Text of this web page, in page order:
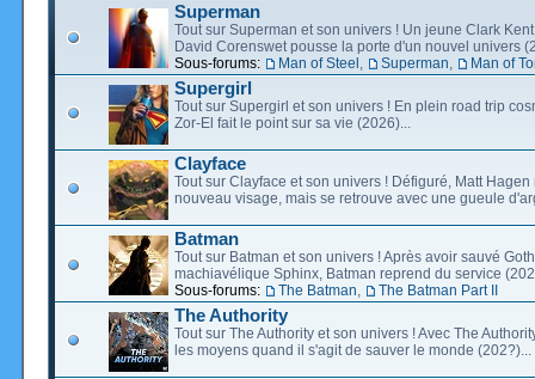
Superman
Tout sur Superman et son univers ! Un jeune Clark
David Corenswet pousse la porte d'un nouvel univers
Sous-forums:
Man of Steel Superman Man of
Supergirl
Tout sur Supergirl et son univers ! En plein road trip
Zor-El fait le point sur sa vie (2026)...
Clayface
Tout sur Clayface et son univers ! Défiguré, Matt Hagen
nouveau visage, mais se retrouve avec une gueule
Batman
Tout sur Batman et son univers ! Après avoir sauvé
machiavélique Sphinx, Batman reprend du service
Sous-forums:
The Batman The Batman Part II
The Authority
Tout sur The Authority et son univers ! Avec The
les moyens quand il s'agit de sauver le monde (202?)...